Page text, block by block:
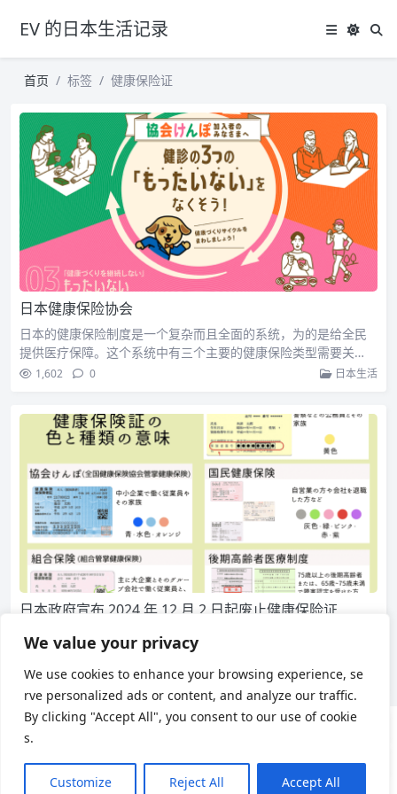
We value your privacy
We use cookies to enhance your browsing experience, se
rve personalized ads or content, and analyze our traffic.
By clicking "Accept All", you consent to our use of cookie
s.
Customize Reject All Accept All
EV 的日本生活记录
首页 标签 健康保险证
日本健康保险协会
日本的健康保险制度是一个复杂而且全面的系统，为的是给全民
提供医疗保障。这个系统中有三个主要的健康保险类型需要关…
1,602 0 日本生活
日本政府宣布 2024 年 12 月 2 日起废止健康保险证
日本政府近日宣布将于 2024 年 12 月 2 日正式废止现行的健康保
险证制度，这一决定标志着日本医疗保险体…
3,167 0 日本生活
用户协议 隐私政策
Theme byPuock